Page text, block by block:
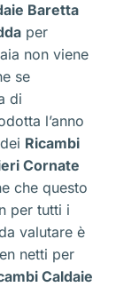
Baretta
per
non viene
se
di
l’anno
Ricambi
Cornate
che questo
per tutti i
valutare è
netti per
Caldaie